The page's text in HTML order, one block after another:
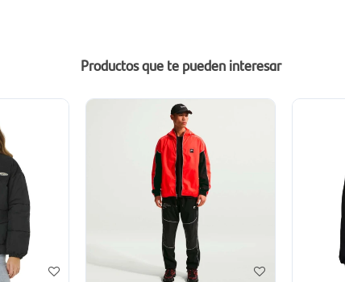
Productos que te pueden interesar